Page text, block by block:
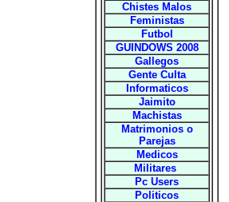
Chistes Malos
Feministas
Futbol
GUINDOWS 2008
Gallegos
Gente Culta
Informaticos
Jaimito
Machistas
Matrimonios o
Parejas
Medicos
Militares
Pc Users
Politicos